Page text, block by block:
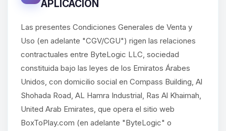
APLICACIÓN
Las presentes Condiciones Generales de Venta y
Uso (en adelante "CGV/CGU") rigen las relaciones
contractuales entre ByteLogic LLC, sociedad
constituida bajo las leyes de los Emiratos Árabes
Unidos, con domicilio social en Compass Building, Al
Shohada Road, AL Hamra Industrial, Ras Al Khaimah,
United Arab Emirates, que opera el sitio web
BoxToPlay.com (en adelante "ByteLogic" o